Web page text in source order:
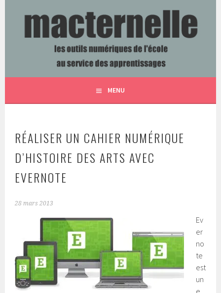
MACTERNELLE
LES OUTILS NUMÉRIQUES DE L'ÉCOLE AU SERVICE DES
MENU
RÉALISER UN CAHIER NUMÉRIQUE
D’HISTOIRE DES ARTS AVEC
EVERNOTE
28 mars 2013
Ev
er
no
te
est
un
e